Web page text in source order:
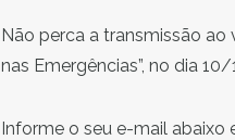
Não perca a transmissão ao
nas Emergências”, no dia
Informe o seu e-mail abaixo